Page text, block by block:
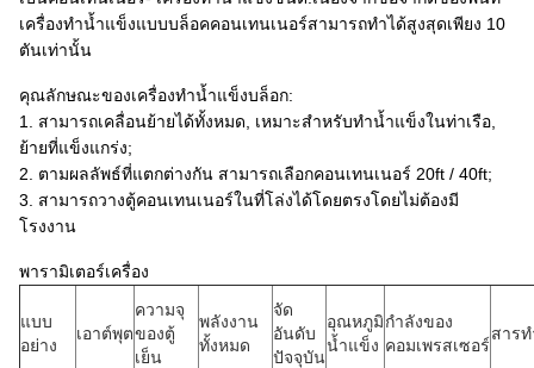
เครื่องทำน้ำแข็งแบบบล็อคคอนเทนเนอร์สามารถทำได้สูงสุดเพียง 10
ตันเท่านั้น
คุณลักษณะของเครื่องทำน้ำแข็งบล็อก:
1. สามารถเคลื่อนย้ายได้ทั้งหมด, เหมาะสำหรับทำน้ำแข็งในท่าเรือ,
ย้ายที่แข็งแกร่ง;
2. ตามผลลัพธ์ที่แตกต่างกัน สามารถเลือกคอนเทนเนอร์ 20ft / 40ft;
3. สามารถวางตู้คอนเทนเนอร์ในที่โล่งได้โดยตรงโดยไม่ต้องมี
โรงงาน
พารามิเตอร์เครื่อง
แบบ
อย่าง
เอาต์พุต
ความจุ
ของตู้
เย็น
พลังงาน
ทั้งหมด
จัด
อันดับ
ปัจจุบัน
อุณหภูมิ
น้ำแข็ง
กำลังของ
คอมเพรสเซอร์
สาร